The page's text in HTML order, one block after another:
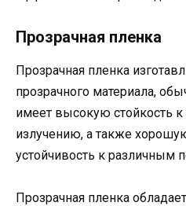
Прозрачная пленка
Прозрачная пленка
прозрачного материала,
имеет высокую стойкость
излучению, а также
устойчивость к различным
Прозрачная пленка